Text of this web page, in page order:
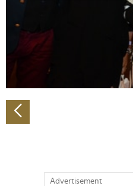
Wir verwenden Cookies,
personalisieren,
zu können und die Zugriffe
analysieren. Außerdem
Verwendung unserer
Partner führen diese
weiteren Daten zusammen,
Advertisement